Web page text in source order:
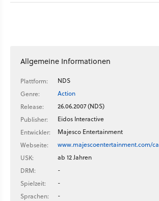
Allgemeine Informationen
Plattform:
NDS
Genre:
Action
Release:
26.06.2007 (NDS)
Publisher:
Eidos Interactive
Entwickler:
Majesco Entertainment
Webseite:
www.majescoentertainment.com/
USK:
ab 12 Jahren
DRM:
-
Spielzeit:
-
Sprachen:
-